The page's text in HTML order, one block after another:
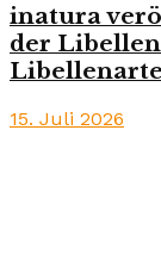
inatura
der
15. Juli 2026